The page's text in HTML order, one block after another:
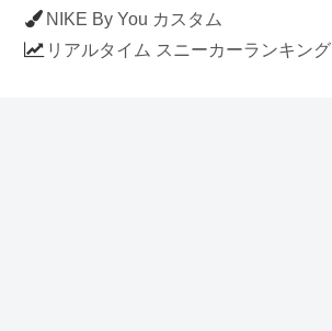
NIKE By You カスタム
リアルタイム スニーカーランキング